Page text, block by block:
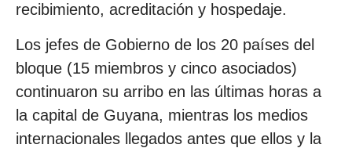
recibimiento, acreditación y hospedaje.
Los jefes de Gobierno de los 20 países del
bloque (15 miembros y cinco asociados)
continuaron su arribo en las últimas horas a
la capital de Guyana, mientras los medios
internacionales llegados antes que ellos y la